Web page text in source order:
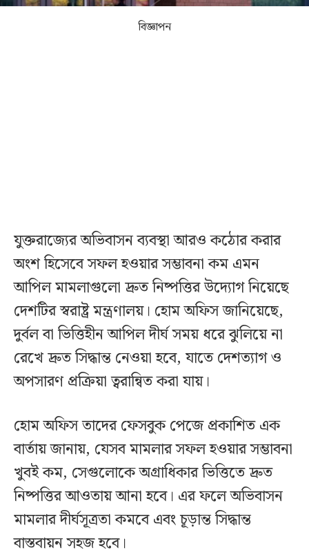
বিজ্ঞাপন
যুক্তরাজ্যের অভিবাসন ব্যবস্থা আরও কঠোর করার
অংশ হিসেবে সফল হওয়ার সম্ভাবনা কম এমন
আপিল মামলাগুলো দ্রুত নিষ্পত্তির উদ্যোগ নিয়েছে
দেশটির স্বরাষ্ট্র মন্ত্রণালয়। হোম অফিস জানিয়েছে,
দুর্বল বা ভিত্তিহীন আপিল দীর্ঘ সময় ধরে ঝুলিয়ে না
রেখে দ্রুত সিদ্ধান্ত নেওয়া হবে, যাতে দেশত্যাগ ও
অপসারণ প্রক্রিয়া ত্বরান্বিত করা যায়।
হোম অফিস তাদের ফেসবুক পেজে প্রকাশিত এক
বার্তায় জানায়, যেসব মামলার সফল হওয়ার সম্ভাবনা
খুবই কম, সেগুলোকে অগ্রাধিকার ভিত্তিতে দ্রুত
নিষ্পত্তির আওতায় আনা হবে। এর ফলে অভিবাসন
মামলার দীর্ঘসূত্রতা কমবে এবং চূড়ান্ত সিদ্ধান্ত
বাস্তবায়ন সহজ হবে।